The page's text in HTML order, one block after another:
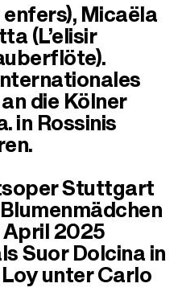
Micaëla
(L’elisir
die Kölner
in Rossinis
Stuttgart
April 2025
Suor Dolcina in
unter Carlo